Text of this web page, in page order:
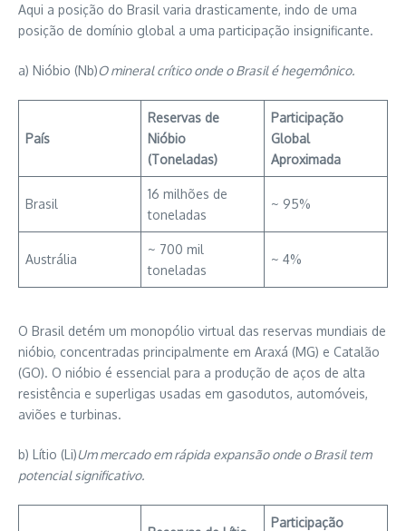
Aqui a posição do Brasil varia drasticamente, indo de uma
posição de domínio global a uma participação insignificante.
a) Nióbio (Nb)O mineral crítico onde o Brasil é hegemônico.
País
Reservas de
Nióbio
(Toneladas)
Participação
Global
Aproximada
Brasil
16 milhões de
toneladas
~ 95%
Austrália
~ 700 mil
toneladas
~ 4%
O Brasil detém um monopólio virtual das reservas mundiais de
nióbio, concentradas principalmente em Araxá (MG) e Catalão
(GO). O nióbio é essencial para a produção de aços de alta
resistência e superligas usadas em gasodutos, automóveis,
aviões e turbinas.
b) Lítio (Li)Um mercado em rápida expansão onde o Brasil tem
potencial significativo.
Participação